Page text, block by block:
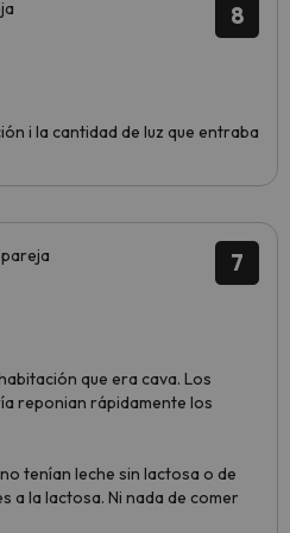
8
i la cantidad de luz que entraba
7
que era cava. Los
reponian rápidamente los
tenían leche sin lactosa o de
a la lactosa. Ni nada de comer